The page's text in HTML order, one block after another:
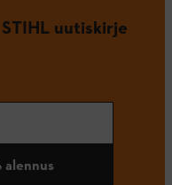
uutiskirje
alennus